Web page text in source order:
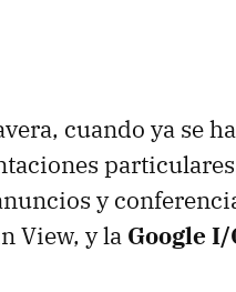
cuando ya se
y
View, y la Google I/